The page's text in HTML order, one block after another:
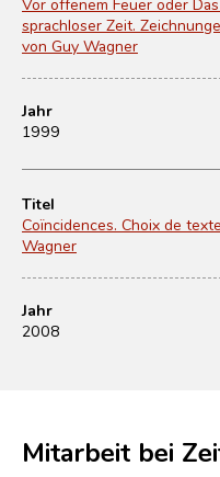
sprachloser Zeit.
von Guy Wagner
Jahr
1999
Titel
Coïncidences. Choix de
Wagner
Jahr
2008
Mitarbeit bei